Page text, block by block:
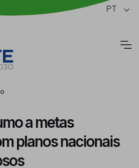
da página PT
a metas
planos nacionais